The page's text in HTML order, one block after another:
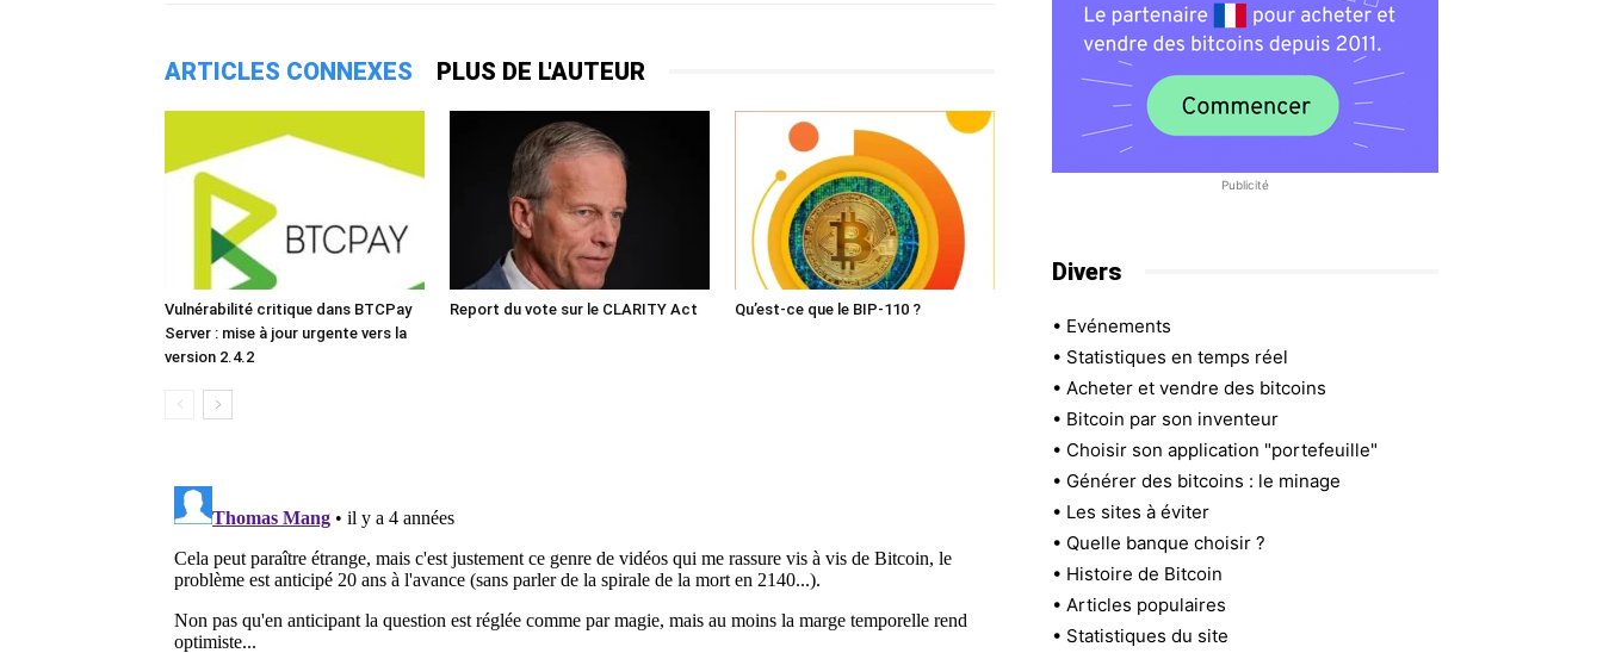
ARTICLES CONNEXES PLUS DE L'AUTEUR
Vulnérabilité critique dans BTCPay
Server : mise à jour urgente vers la
version 2.4.2
Report du vote sur le CLARITY Act Qu’est-ce que le BIP-110 ?
Publicité
Divers
• Evénements
• Statistiques en temps réel
• Acheter et vendre des bitcoins
• Bitcoin par son inventeur
• Choisir son application "portefeuille"
• Générer des bitcoins : le minage
• Les sites à éviter
• Quelle banque choisir ?
• Histoire de Bitcoin
• Articles populaires
• Statistiques du site